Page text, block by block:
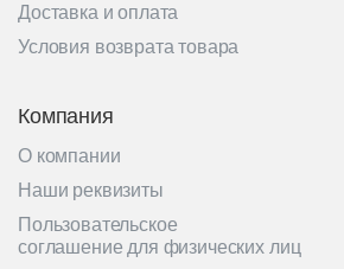
Доставка и оплата
Условия возврата товара
Компания
О компании
Наши реквизиты
Пользовательское
соглашение для физических лиц